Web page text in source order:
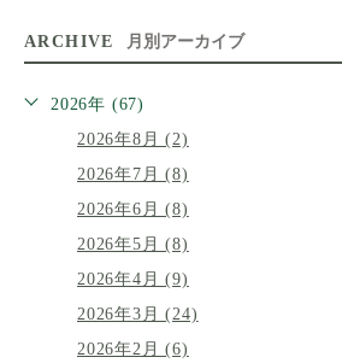
ARCHIVE 月別アーカイブ
2026年 (67)
2026年8月 (2)
2026年7月 (8)
2026年6月 (8)
2026年5月 (8)
2026年4月 (9)
2026年3月 (24)
2026年2月 (6)